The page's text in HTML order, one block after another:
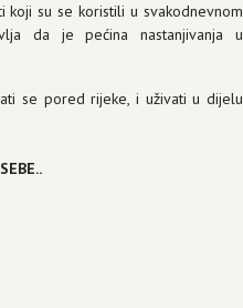
su se koristili u svakodnevnom
da je pećina nastanjivanja u
se pored rijeke, i uživati u dijelu